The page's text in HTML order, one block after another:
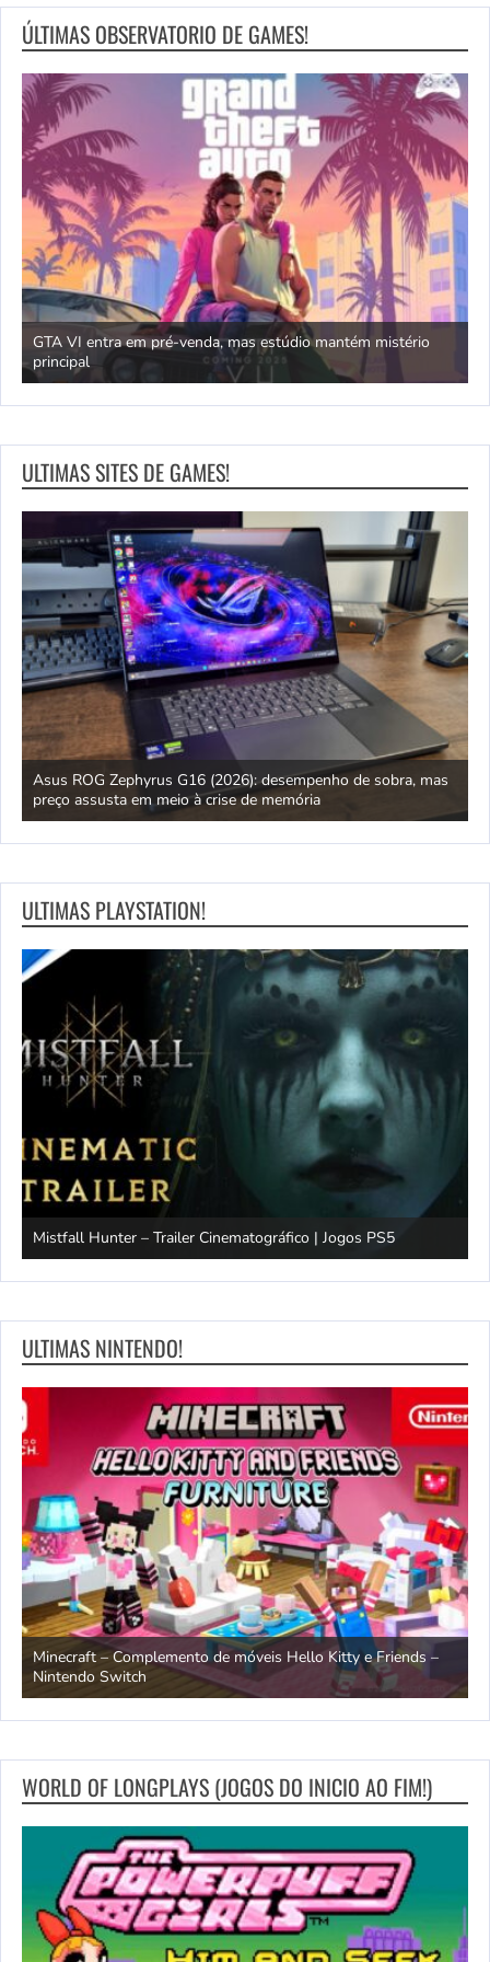
ÚLTIMAS OBSERVATORIO DE GAMES!
GTA VI entra em pré-venda, mas estúdio mantém mistério
principal
ULTIMAS SITES DE GAMES!
Asus ROG Zephyrus G16 (2026): desempenho de sobra, mas
preço assusta em meio à crise de memória
ULTIMAS PLAYSTATION!
Mistfall Hunter – Trailer Cinematográfico | Jogos PS5
ULTIMAS NINTENDO!
Minecraft – Complemento de móveis Hello Kitty e Friends –
Nintendo Switch
WORLD OF LONGPLAYS (JOGOS DO INICIO AO FIM!)